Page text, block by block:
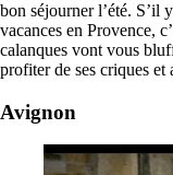
bon séjourner l’été. S’il
vacances en Provence,
calanques vont vous
profiter de ses criques et
Avignon